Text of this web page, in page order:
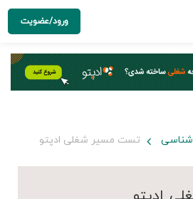
ورود/عضویت
تست مسیر شغلی ادپتو